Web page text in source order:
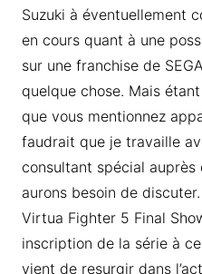
Suzuki à éventuellement
en cours quant à une
sur une franchise de
quelque chose. Mais
que vous mentionnez
faudrait que je travaille
consultant spécial auprès
aurons besoin de
Virtua Fighter 5 Final
inscription de la série à
vient de resurgir dans